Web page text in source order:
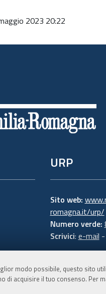
modo possibile, questo sito
di acquisire il tuo consenso. Per
2023 20:22
URP
Sito web:
romagna.it/urp/
Numero verde:
Scrivici: e-mail -